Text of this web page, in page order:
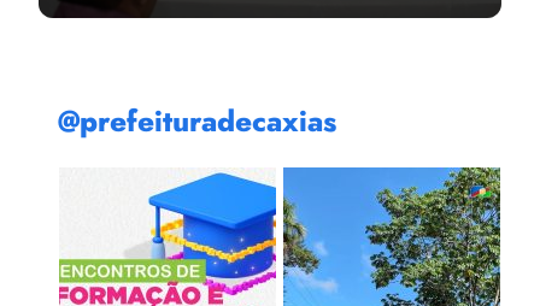
@prefeituradecaxias